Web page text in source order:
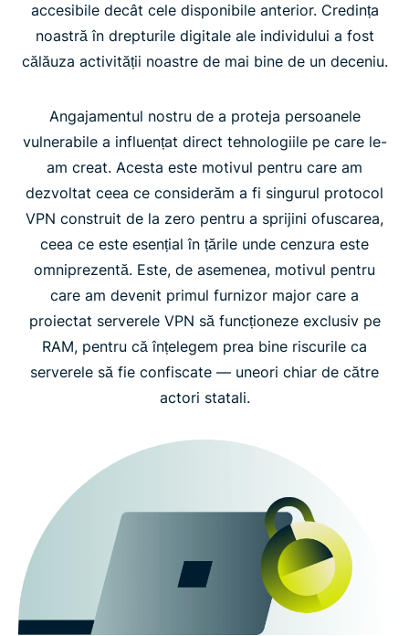
Ultimele știri despre drepturi
digitale
accesibile decât cele disponibile anterior. Credința
noastră în drepturile digitale ale individului a fost
călăuza activității noastre de mai bine de un deceniu.
Angajamentul nostru de a proteja persoanele
vulnerabile a influențat direct tehnologiile pe care le-
am creat. Acesta este motivul pentru care am
dezvoltat ceea ce considerăm a fi singurul protocol
VPN construit de la zero pentru a sprijini ofuscarea,
ceea ce este esențial în țările unde cenzura este
omniprezentă. Este, de asemenea, motivul pentru
care am devenit primul furnizor major care a
proiectat serverele VPN să funcționeze exclusiv pe
RAM, pentru că înțelegem prea bine riscurile ca
serverele să fie confiscate — uneori chiar de către
actori statali.